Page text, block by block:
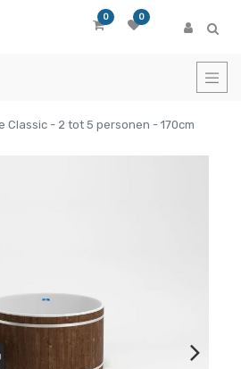
0 0
Classic - 2 tot 5 personen - 170cm